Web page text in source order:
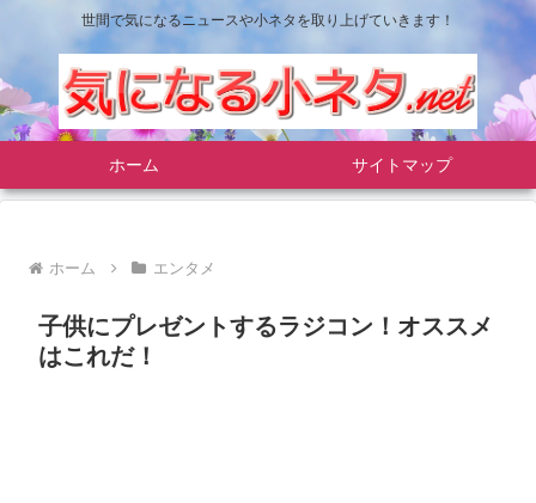
世間で気になるニュースや小ネタを取り上げていきます！
ホーム サイトマップ
ホーム エンタメ
子供にプレゼントするラジコン！オススメ
はこれだ！